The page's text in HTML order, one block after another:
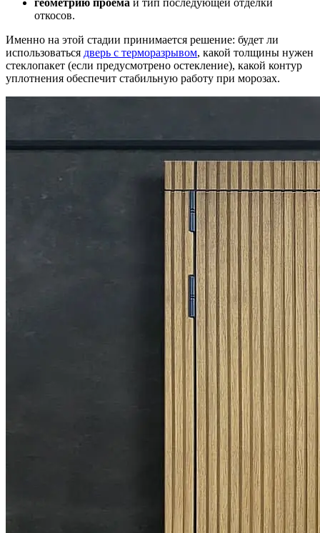
откосов.
Именно на этой стадии принимается решение: будет ли
использоваться дверь с терморазрывом, какой толщины нужен
стеклопакет (если предусмотрено остекление), какой контур
уплотнения обеспечит стабильную работу при морозах.